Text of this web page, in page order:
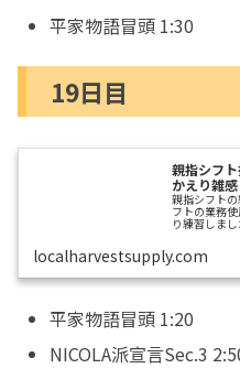
平家物語冒頭 1:30
19日目
親指シフ
かえり雑感
親指シフト
フトの業務
り練習しま
も感じるこ
WinCEの
目 家練習で
localharvestsupply.com
平家物語冒頭 1:20
NICOLA派宣言Sec.3